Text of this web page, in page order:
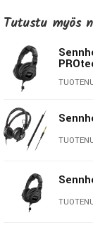
säilyttämään
ulkopuolisten
Täyden
luonnollinen
luotettavan
sisällöntuottajille.
Suljettu
äänitykseen
Tutustu myös